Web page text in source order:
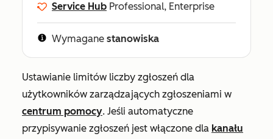
Service Hub Professional, Enterprise
Wymagane stanowiska
Ustawianie limitów liczby zgłoszeń dla
użytkowników zarządzających zgłoszeniami w
centrum pomocy. Jeśli automatyczne
przypisywanie zgłoszeń jest włączone dla kanału